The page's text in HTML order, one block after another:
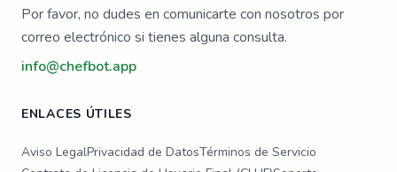
Por favor, no dudes en comunicarte con nosotros por
correo electrónico si tienes alguna consulta.
info@chefbot.app
ENLACES ÚTILES
Aviso LegalPrivacidad de DatosTérminos de Servicio